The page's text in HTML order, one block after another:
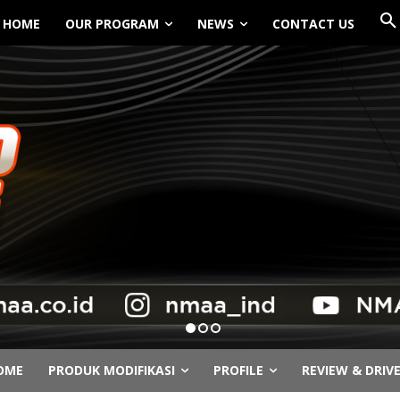
HOME OUR PROGRAM NEWS CONTACT US
PRODUK MODIFIKASI PROFILE REVIEW & DRIVE